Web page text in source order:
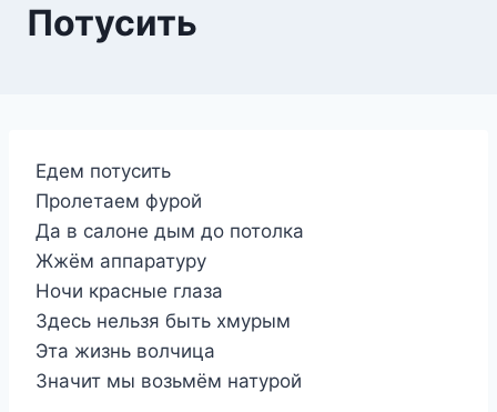
Потусить
Едем потусить
Пролетаем фурой
Да в салоне дым до потолка
Жжём аппаратуру
Ночи красные глаза
Здесь нельзя быть хмурым
Эта жизнь волчица
Значит мы возьмём натурой